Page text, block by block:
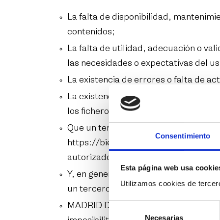
Consentimiento
Esta página web usa
Utilizamos cookies de
Selección
Necesarias
La falta de disponibilidad,
contenidos;
La falta de utilidad, adecuación o
las necesidades o expectativas del
La existencia de errores o falta de
La existencia de virus u otros
los ficheros de usuario de este sitio
Que un tercero, quebrantando las
https://bienalflamencomadrid.com/
autorizado de los datos almacenados
Y, en general, de cualquier uso de
un tercero, en contra de las
MADRID DESTINO, tan pronto